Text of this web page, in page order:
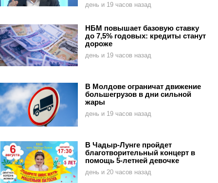
день и 19 часов назад
НБМ повышает базовую ставку
до 7,5% годовых: кредиты станут
дороже
день и 19 часов назад
В Молдове ограничат движение
большегрузов в дни сильной
жары
день и 19 часов назад
В Чадыр-Лунге пройдет
благотворительный концерт в
помощь 5-летней девочке
день и 20 часов назад